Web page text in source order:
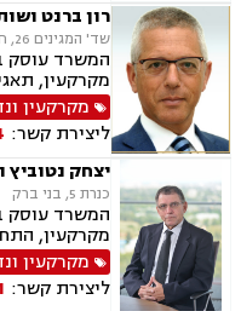
רון ברנט
שד' המגינים 26, חיפה
המשרד עוסק
מקרקעין,
תמ"א 38, מיסוי עירוני.מקרקעין
ליצירת קשר:
יצחק נטוביץ
כנרת 5, בני ברק
המשרד עוסק
מיסוימקרקעין
ליצירת קשר: